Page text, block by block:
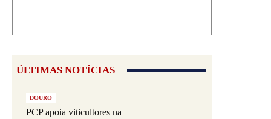
ÚLTIMAS NOTÍCIAS
DOURO
PCP apoia viticultores na